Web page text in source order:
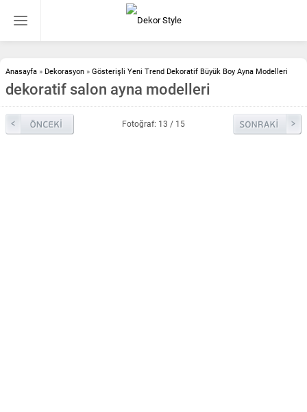
Anasayfa » Dekorasyon » Gösterişli Yeni Trend Dekoratif Büyük Boy Ayna Modelleri
dekoratif salon ayna modelleri
Fotoğraf: 13 / 15